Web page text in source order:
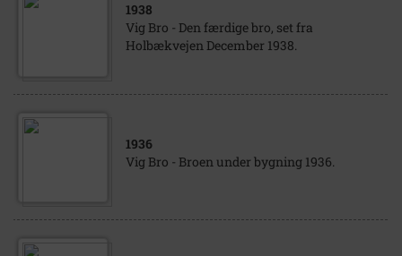
1938
Vig Bro - Den færdige bro, set fra
Holbækvejen December 1938.
1936
Vig Bro - Broen under bygning 1936.